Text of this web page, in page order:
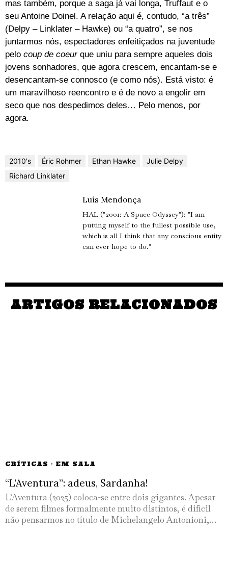
mas também, porque a saga já vai longa, Truffaut e o
seu Antoine Doinel. A relação aqui é, contudo, “a três”
(Delpy – Linklater – Hawke) ou “a quatro”, se nos
juntarmos nós, espectadores enfeitiçados na juventude
pelo coup de coeurque uniu para sempre aqueles dois
jovens sonhadores, que agora crescem, encantam-se e
desencantam-se connosco (e como nós). Está visto: é
um maravilhoso reencontro e é de novo a engolir em
seco que nos despedimos deles… Pelo menos, por
agora.
2010's Éric Rohmer Ethan Hawke
Julie Delpy
Richard Linklater
Luís Mendonça
HAL ("2001: A Space Odyssey"): "I am
putting myself to the fullest possible use,
which is all I think that any conscious entity
can ever hope to do."
ARTIGOS RELACIONADOS
CRÍTICAS · EM SALA
“L’Aventura”: adeus, Sardanha!
L’Aventura (2025) coloca-se entre dois gigantes. Apesar
de serem filmes formalmente muito distintos, é difícil
não pensarmos no título de Michelangelo Antonioni,…